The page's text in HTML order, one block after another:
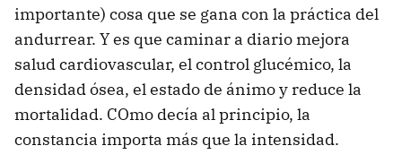
importante) cosa que se gana con la práctica del
andurrear. Y es que caminar a diario mejora
salud cardiovascular, el control glucémico, la
densidad ósea, el estado de ánimo y reduce la
mortalidad. COmo decía al principio, la
constancia importa más que la intensidad.